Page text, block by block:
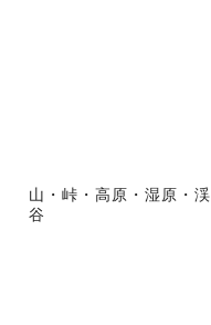
山・峠・高原・湿原・渓
谷